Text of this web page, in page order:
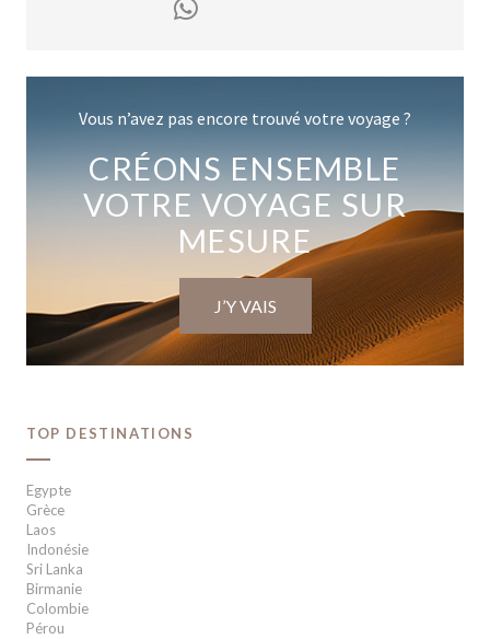
Vous n’avez pas encore trouvé votre voyage ?
CRÉONS ENSEMBLE
VOTRE VOYAGE SUR
MESURE
J’Y VAIS
TOP DESTINATIONS
Egypte
Grèce
Laos
Indonésie
Sri Lanka
Birmanie
Colombie
Pérou